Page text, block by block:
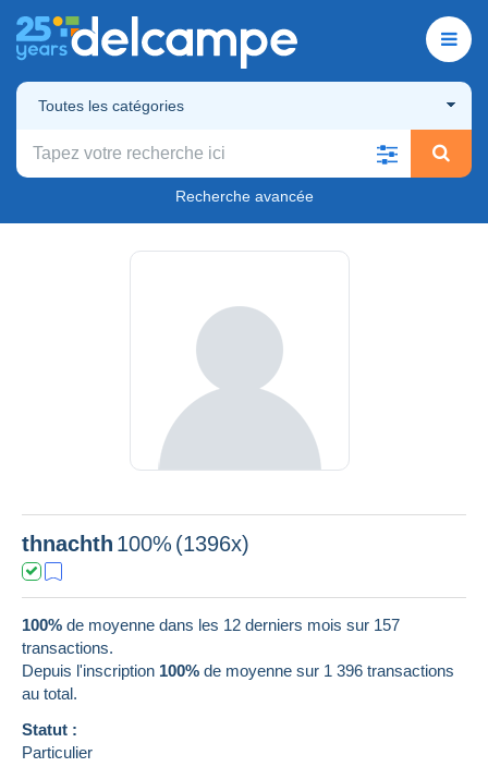
Toutes les catégories
Recherche avancée
thnachth 100% (1396x)
100% de moyenne dans les 12 derniers mois sur 157
transactions.
Depuis l'inscription 100% de moyenne sur 1 396 transactions
au total.
Statut :
Particulier